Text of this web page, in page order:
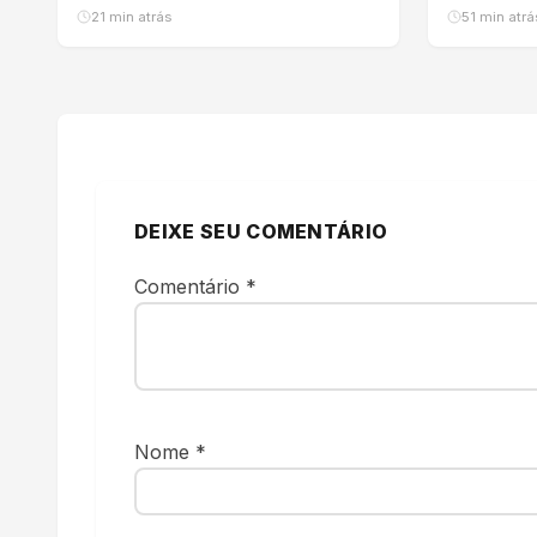
familiar em Várzea Grande
21 min atrás 51 min
DEIXE SEU COMENTÁRIO
Comentário *
Nome *